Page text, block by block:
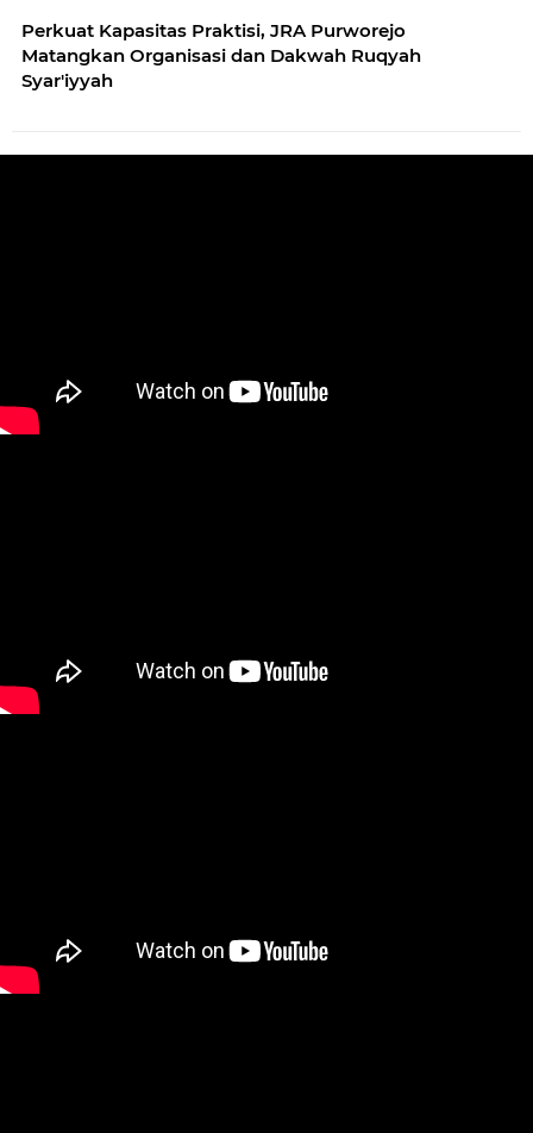
Perkuat Kapasitas Praktisi, JRA Purworejo
Matangkan Organisasi dan Dakwah Ruqyah
Syar'iyyah